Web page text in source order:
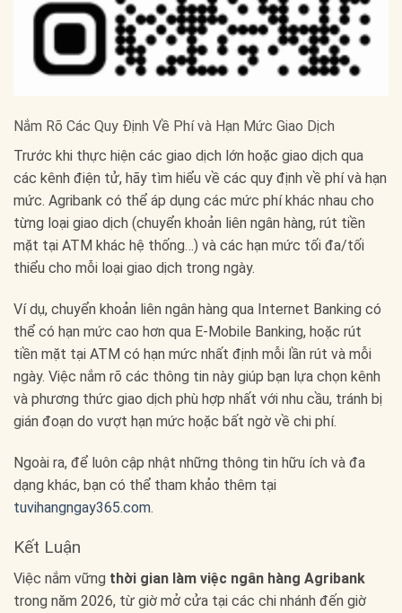
Nắm Rõ Các Quy Định Về Phí và Hạn Mức Giao Dịch
Trước khi thực hiện các giao dịch lớn hoặc giao dịch qua
các kênh điện tử, hãy tìm hiểu về các quy định về phí và hạn
mức. Agribank có thể áp dụng các mức phí khác nhau cho
từng loại giao dịch (chuyển khoản liên ngân hàng, rút tiền
mặt tại ATM khác hệ thống…) và các hạn mức tối đa/tối
thiểu cho mỗi loại giao dịch trong ngày.
Ví dụ, chuyển khoản liên ngân hàng qua Internet Banking có
thể có hạn mức cao hơn qua E-Mobile Banking, hoặc rút
tiền mặt tại ATM có hạn mức nhất định mỗi lần rút và mỗi
ngày. Việc nắm rõ các thông tin này giúp bạn lựa chọn kênh
và phương thức giao dịch phù hợp nhất với nhu cầu, tránh bị
gián đoạn do vượt hạn mức hoặc bất ngờ về chi phí.
Ngoài ra, để luôn cập nhật những thông tin hữu ích và đa
dạng khác, bạn có thể tham khảo thêm tại
tuvihangngay365.com.
Kết Luận
Việc nắm vững thời gian làm việc ngân hàng Agribank
trong năm 2026, từ giờ mở cửa tại các chi nhánh đến giờ